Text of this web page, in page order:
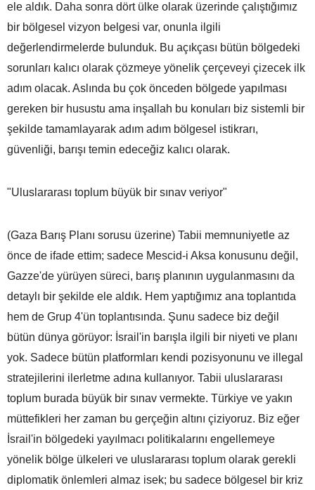
ele aldık. Daha sonra dört ülke olarak üzerinde çalıştığımız
bir bölgesel vizyon belgesi var, onunla ilgili
değerlendirmelerde bulunduk. Bu açıkçası bütün bölgedeki
sorunları kalıcı olarak çözmeye yönelik çerçeveyi çizecek ilk
adım olacak. Aslında bu çok önceden bölgede yapılması
gereken bir husustu ama inşallah bu konuları biz sistemli bir
şekilde tamamlayarak adım adım bölgesel istikrarı,
güvenliği, barışı temin edeceğiz kalıcı olarak.
"Uluslararası toplum büyük bir sınav veriyor"
(Gaza Barış Planı sorusu üzerine) Tabii memnuniyetle az
önce de ifade ettim; sadece Mescid-i Aksa konusunu değil,
Gazze'de yürüyen süreci, barış planının uygulanmasını da
detaylı bir şekilde ele aldık. Hem yaptığımız ana toplantıda
hem de Grup 4'ün toplantısında. Şunu sadece biz değil
bütün dünya görüyor: İsrail'in barışla ilgili bir niyeti ve planı
yok. Sadece bütün platformları kendi pozisyonunu ve illegal
stratejilerini ilerletme adına kullanıyor. Tabii uluslararası
toplum burada büyük bir sınav vermekte. Türkiye ve yakın
müttefikleri her zaman bu gerçeğin altını çiziyoruz. Biz eğer
İsrail'in bölgedeki yayılmacı politikalarını engellemeye
yönelik bölge ülkeleri ve uluslararası toplum olarak gerekli
diplomatik önlemleri almaz isek; bu sadece bölgesel bir kriz